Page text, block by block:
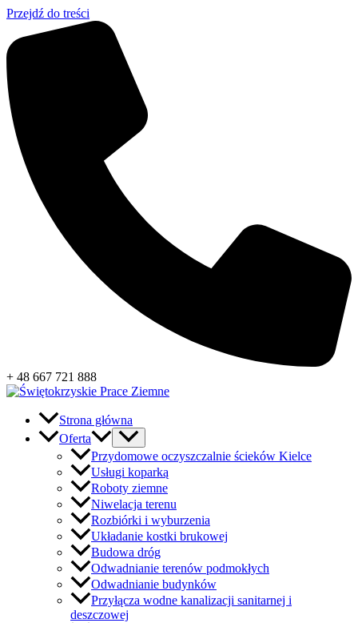
Przejdź do treści
+ 48 667 721 888
Strona główna
Oferta
Przydomowe oczyszczalnie ścieków Kielce
Usługi koparką
Roboty ziemne
Niwelacja terenu
Rozbiórki i wyburzenia
Układanie kostki brukowej
Budowa dróg
Odwadnianie terenów podmokłych
Odwadnianie budynków
Przyłącza wodne kanalizacji sanitarnej i
deszczowej